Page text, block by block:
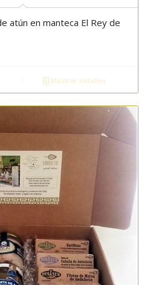
atún en manteca El Rey de
Mostrar detalles